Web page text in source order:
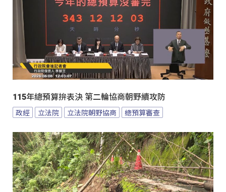
115年總預算拚表決 第二輪協商朝野續攻防
政經 立法院 立法院朝野協商 總預算審查